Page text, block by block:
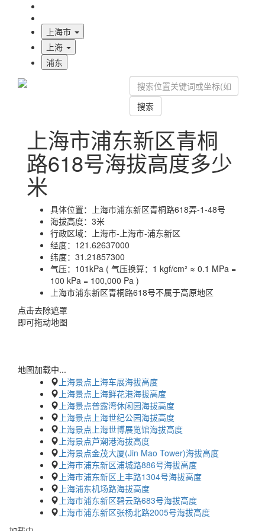
上海市
上海
浦东
搜索
上海市浦东新区青桐
路618号海拔高度多少
米
具体位置：
上海市浦东新区青桐路618弄-1-48号
海拔高度： 3米
行政区域：
上海市-上海市-浦东新区
经度： 121.62637000
纬度： 31.21857300
气压： 101kPa ( 气压换算：1 kgf/cm² ≈ 0.1 MPa =
100 kPa = 100,000 Pa )
上海市浦东新区青桐路618号不属于高原地区
点击去除遮罩
即可拖动地图
地图加载中...
上海景点上海车展海拔高度
上海景点上海鲜花港海拔高度
上海景点普露湾休闲园海拔高度
上海景点上海世纪公园海拔高度
上海景点上海世博展览馆海拔高度
上海景点芦潮港海拔高度
上海景点金茂大厦(Jin Mao Tower)海拔高度
上海市浦东新区浦城路886号海拔高度
上海市浦东新区上丰路1304号海拔高度
上海浦东机场路海拔高度
上海市浦东新区碧云路683号海拔高度
上海市浦东新区张杨北路2005号海拔高度